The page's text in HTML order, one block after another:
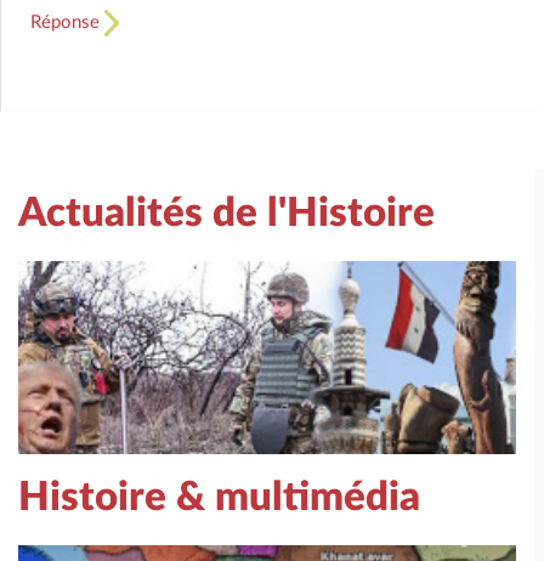
Réponse
Actualités de l'Histoire
Histoire & multimédia